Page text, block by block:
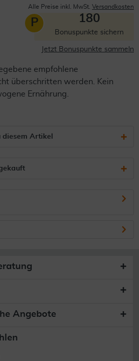
Alle Preise inkl. MwSt. Versandkosten
P 180
Bonuspunkte sichern
Jetzt Bonuspunkte sammeln
empfohlene
überschritten werden. Kein
Ernährung.
diesem Artikel
Angebote